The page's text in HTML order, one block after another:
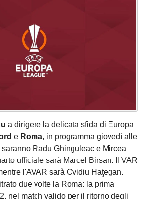
a dirigere la delicata sfida di Europa
e Roma, in programma giovedì alle
Radu Ghinguleac e Mircea
ufficiale sarà Marcel Birsan. Il VAR
l'AVAR sarà Ovidiu Haţegan.
due volte la Roma: la prima
nel match valido per il ritorno degli